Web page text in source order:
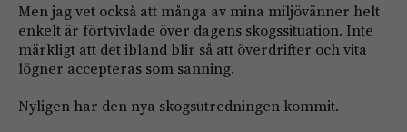
Men jag vet också att många av mina miljövänner helt
enkelt är förtvivlade över dagens skogssituation. Inte
märkligt att det ibland blir så att överdrifter och vita
lögner accepteras som sanning.
Nyligen har den nya skogsutredningen kommit.